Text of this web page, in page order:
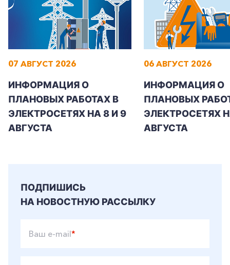
07 АВГУСТ 2026
ИНФОРМАЦИЯ О
ПЛАНОВЫХ РАБОТАХ В
ЭЛЕКТРОСЕТЯХ НА 8 И 9
АВГУСТА
06 АВГУСТ 2026
ИНФОРМАЦИЯ О
ПЛАНОВЫХ
ЭЛЕКТРОСЕТЯХ
АВГУСТА
ПОДПИШИСЬ
НА НОВОСТНУЮ РАССЫЛКУ
Ваш e-mail*